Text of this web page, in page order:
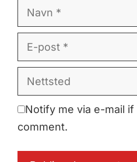
post
Notify me via e-mail
comment.